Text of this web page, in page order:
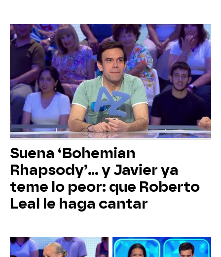
Suena ‘Bohemian
Rhapsody’... y Javier ya
teme lo peor: que Roberto
Leal le haga cantar